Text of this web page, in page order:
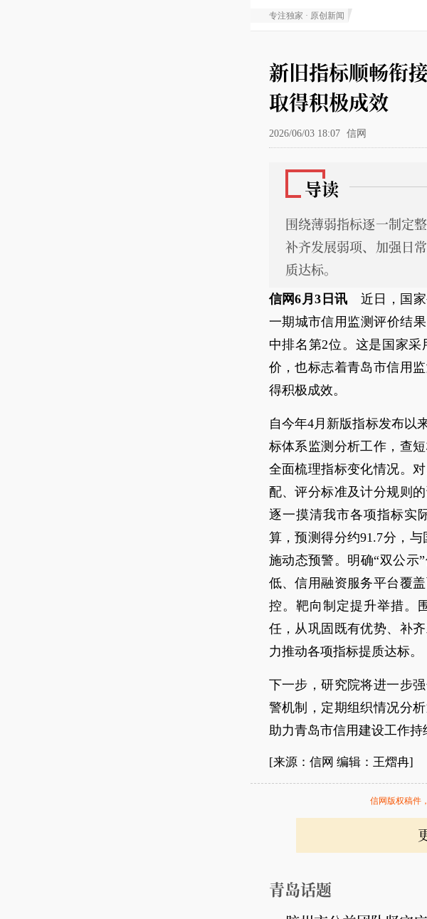
专注独家 · 原创新闻
新旧指标顺畅衔
取得积极成效
2026/06/03 18:07 信网
导读
围绕薄弱指标逐一制定
补齐发展弱项、加强日
质达标。
信网6月3日讯 近日，国家
一期城市信用监测评价结
中排名第2位。这是国家
价，也标志着青岛市信用
得积极成效。
自今年4月新版指标发布以
标体系监测分析工作，查
全面梳理指标变化情况。
配、评分标准及计分规则
逐一摸清我市各项指标实
算，预测得分约91.7分，
施动态预警。明确“双公示
低、信用融资服务平台覆
控。靶向制定提升举措。
任，从巩固既有优势、补
力推动各项指标提质达标。
下一步，研究院将进一步
警机制，定期组织情况分
助力青岛市信用建设工作持
[来源：信网 编辑：王熠冉]
信网版权稿件
青岛话题